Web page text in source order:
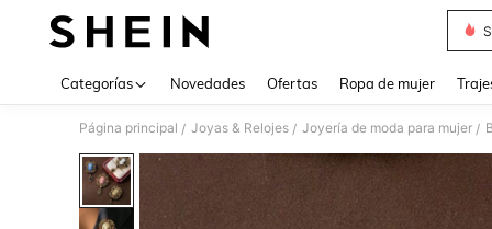
Categorías Novedades Ofertas Ropa de mujer
Página principal / Joyas & Relojes / Joyería de moda para mujer /